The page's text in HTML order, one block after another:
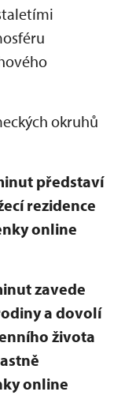
okruhů
představí
rezidence
online
zavede
a dovolí
života
online